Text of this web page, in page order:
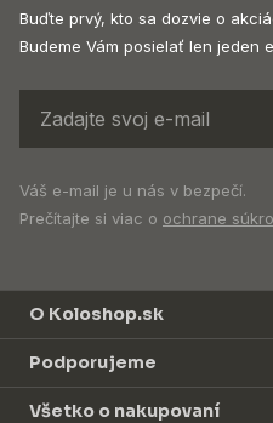
Buďte prvý, kto sa dozvie o
Budeme Vám posielať len jeden
Váš e-mail je u nás v bezpečí.
Prečítajte si viac o ochrane
O Koloshop.sk
Podporujeme
Všetko o nakupovaní